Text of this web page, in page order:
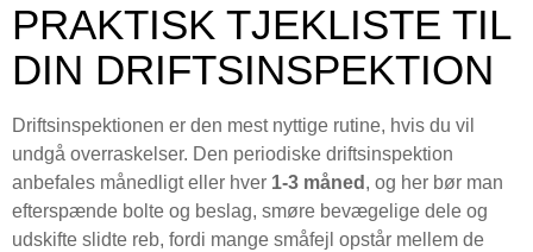
PRAKTISK TJEKLISTE TIL
DIN DRIFTSINSPEKTION
Driftsinspektionen er den mest nyttige rutine, hvis du vil
undgå overraskelser. Den periodiske driftsinspektion
anbefales månedligt eller hver 1-3 måned , og her bør man
efterspænde bolte og beslag, smøre bevægelige dele og
udskifte slidte reb, fordi mange småfejl opstår mellem de